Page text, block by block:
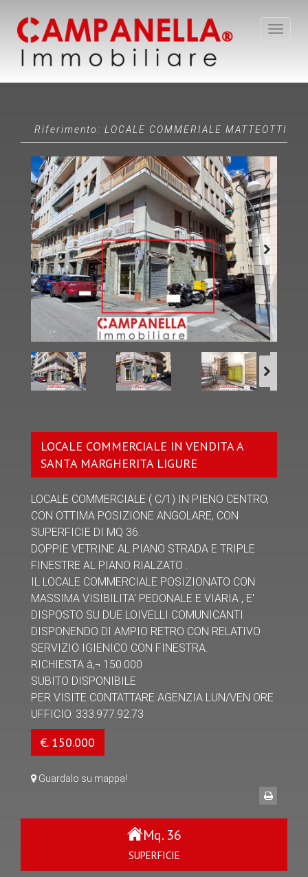
Toggle
Riferimento: LOCALE COMMERIALE MATTEOTTI
LOCALE COMMERCIALE IN VENDITA A
SANTA MARGHERITA LIGURE
LOCALE COMMERCIALE ( C/1) IN PIENO CENTRO,
CON OTTIMA POSIZIONE ANGOLARE, CON
SUPERFICIE DI MQ 36.
DOPPIE VETRINE AL PIANO STRADA E TRIPLE
FINESTRE AL PIANO RIALZATO .
IL LOCALE COMMERCIALE POSIZIONATO CON
MASSIMA VISIBILITA' PEDONALE E VIARIA , E'
DISPOSTO SU DUE LOIVELLI COMUNICANTI
DISPONENDO DI AMPIO RETRO CON RELATIVO
SERVIZIO IGIENICO CON FINESTRA.
RICHIESTA â‚¬ 150.000
SUBITO DISPONIBILE
PER VISITE CONTATTARE AGENZIA LUN/VEN ORE
UFFICIO. 333.977.92.73
€. 150.000
Guardalo su mappa!
Mq. 36
SUPERFICIE